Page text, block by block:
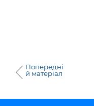
Попередні
й матеріал